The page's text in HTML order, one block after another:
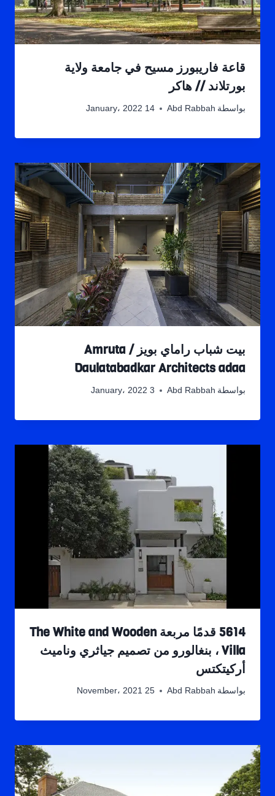
قاعة فاريبورز مسيح في جامعة ولاية
بورتلاند // هاكر
بواسطة Abd Rabbah 14 January، 2022
بيت شباب راماي بويز / Amruta
Daulatabadkar Architects adaa
بواسطة Abd Rabbah 3 January، 2022
5614 قدمًا مربعة The White and Wooden
Villa ، بنغالورو من تصميم جياثري وناميث
أركيتكتس
بواسطة Abd Rabbah 25 November، 2021